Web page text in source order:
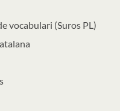
vocabulari (Suros PL)